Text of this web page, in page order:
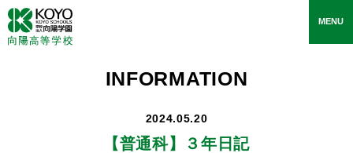
toggle
MENU
INFORMATION
2024.05.20
【普通科】 ３年日記